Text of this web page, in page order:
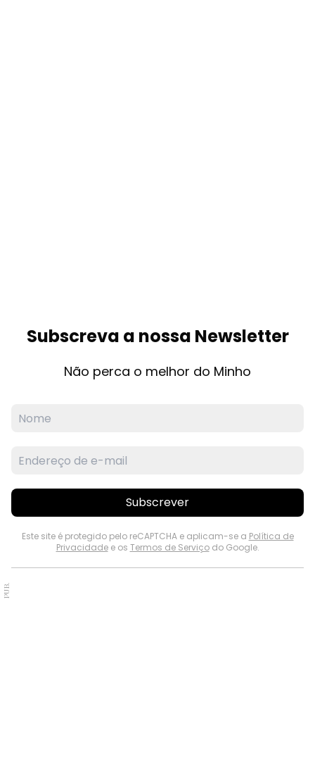
Subscreva a nossa Newsletter
Não perca o melhor do Minho
Subscrever
Este site é protegido pelo reCAPTCHA e aplicam-se a Política de
Privacidadee os Termos de Serviçodo Google.
PUB.